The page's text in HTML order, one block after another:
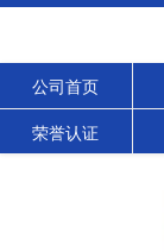
公司首页
荣誉认证